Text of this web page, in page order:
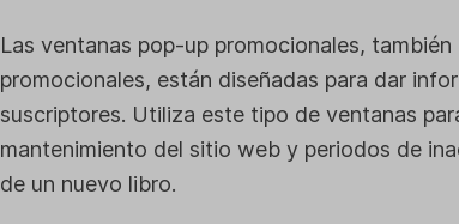
Las ventanas pop-up promocionales,
promocionales, están diseñadas para dar
suscriptores. Utiliza este tipo de ventanas
mantenimiento del sitio web y periodos de
de un nuevo libro.